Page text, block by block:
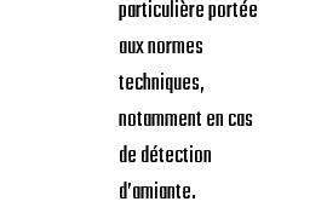
particulière portée
aux normes
techniques,
notamment en cas
de détection
d’amiante.